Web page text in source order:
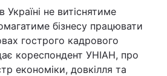
Україні не витіснятиме
бізнесу працювати
гострого кадрового
кореспондент УНІАН, про
економіки, довкілля та